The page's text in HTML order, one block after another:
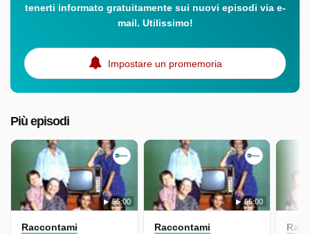
tenerti informato gratuitamente sui nuovi episodi via e-
mail. Utilissimo!
Impostare un promemoria
Più episodi
55:00
Raccontami
55:00
Raccontami